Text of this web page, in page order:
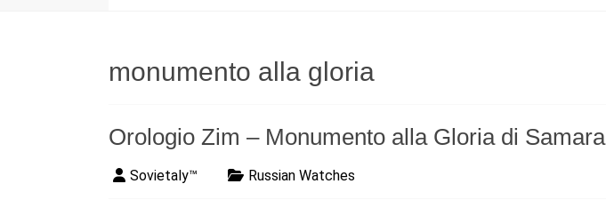
monumento alla gloria
Orologio Zim – Monumento alla Gloria di Samara
Sovietaly™ Russian Watches